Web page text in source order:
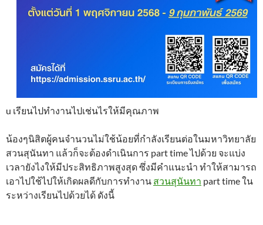
u เรียนไปทำงานไปเช่นไรให้มีคุณภาพ
น้องๆนิสิตผู้คนจำนวนไม่ใช้น้อยที่กำลังเรียนต่อในมหาวิทยาลัย
สวนสุนันทา แล้วก็จะต้องดำเนินการ part time ไปด้วย จะแบ่ง
เวลายังไงให้มีประสิทธิภาพสูงสุด ซึ่งมีคำแนะนำ ทำให้สามารถ
เอาไปใช้ไปให้เกิดผลดีกับการทำงาน สวนสุนันทา part time ใน
ระหว่างเรียนไปด้วยได้ ดังนี้